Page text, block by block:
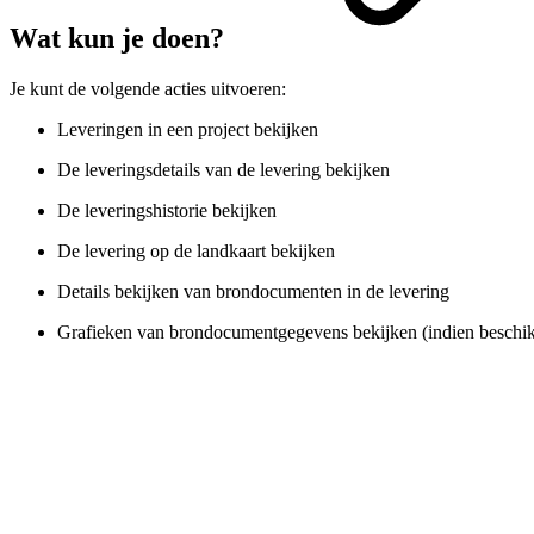
Wat kun je doen?
Je kunt de volgende acties uitvoeren:
Leveringen in een project bekijken
De leveringsdetails van de levering bekijken
De leveringshistorie bekijken
De levering op de landkaart bekijken
Details bekijken van brondocumenten in de levering
Grafieken van brondocumentgegevens bekijken (indien